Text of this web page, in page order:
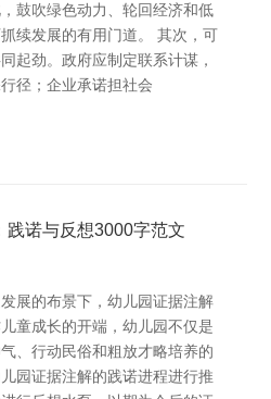
鼓吹绿色动力、轮回经济和低
续发展的有用门道。 其次，可
起劲。政府应制定联系计谋，
径；企业承诺担社会
践诺与反想3000字范文
展的布景下，幼儿园证据注解
童成长的开端，幼儿园不仅是
、行动民俗和粗放才略培养的
园证据注解的践诺进程进行推